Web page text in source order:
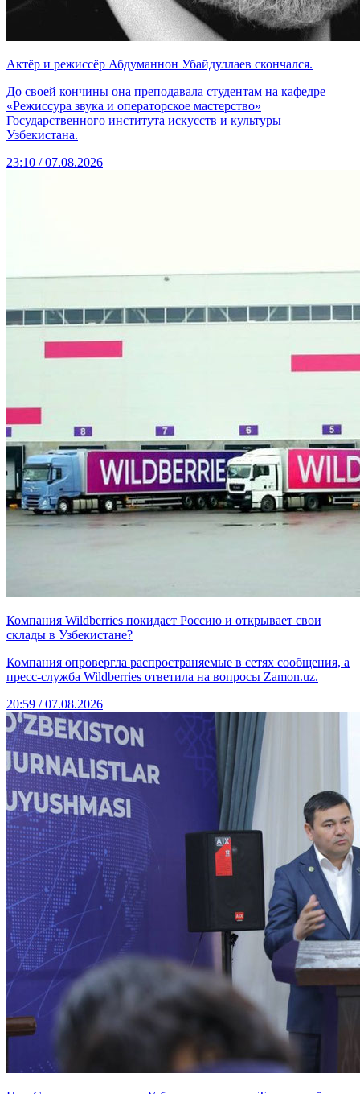
Актёр и режиссёр Абдуманнон Убайдуллаев скончался.
До своей кончины она преподавала студентам на кафедре
«Режиссура звука и операторское мастерство»
Государственного института искусств и культуры
Узбекистана.
23:10 / 07.08.2026
Компания Wildberries покидает Россию и открывает свои
склады в Узбекистане?
Компания опровергла распространяемые в сетях сообщения, а
пресс-служба Wildberries ответила на вопросы Zamon.uz.
20:59 / 07.08.2026